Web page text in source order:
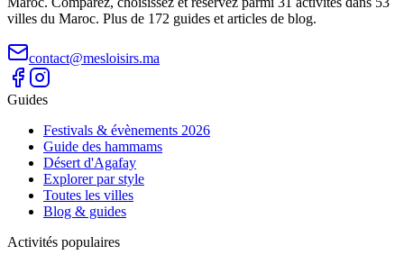
villes du Maroc. Plus de 172 guides et articles de blog.
contact@mesloisirs.ma
Guides
Festivals & évènements 2026
Guide des hammams
Désert d'Agafay
Explorer par style
Toutes les villes
Blog & guides
Activités populaires